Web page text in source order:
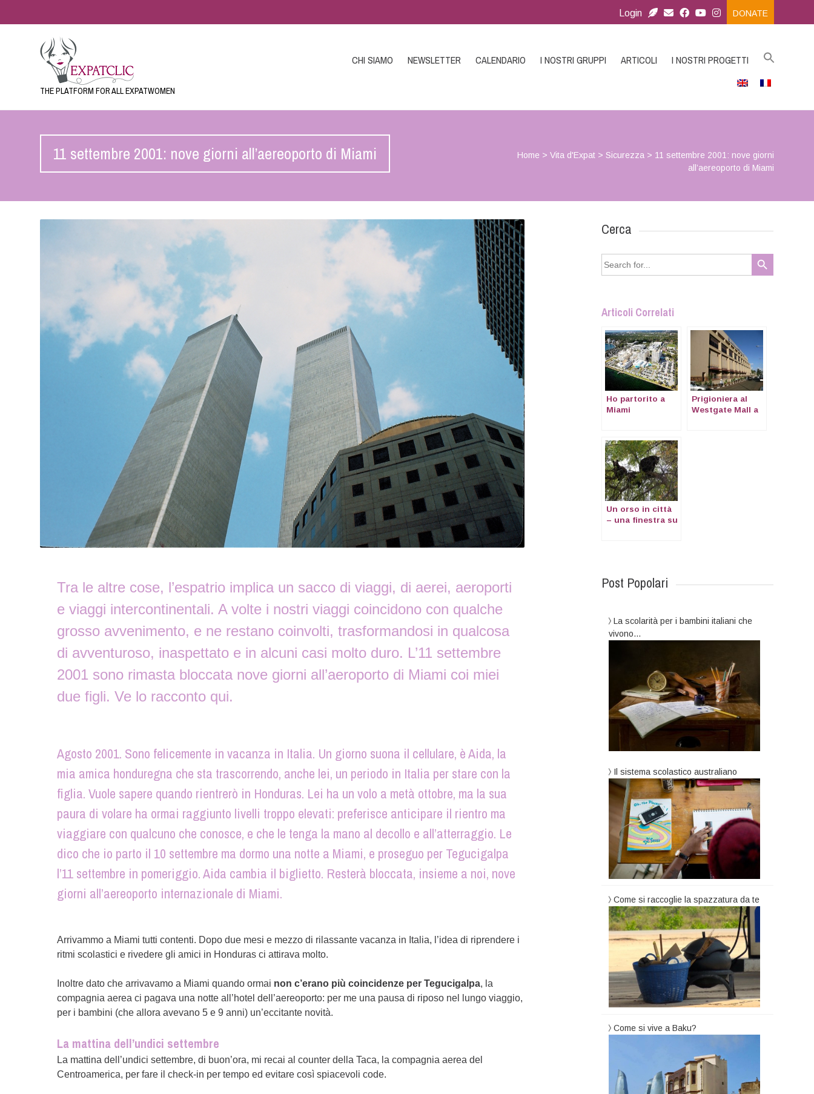
Login DONATE
THE PLATFORM FOR ALL EXPATWOMEN
CHI SIAMO NEWSLETTER CALENDARIO I NOSTRI GRUPPI ARTICOLI I NOSTRI PROGETTI
11 settembre 2001: nove giorni all’aereoporto di Miami Home > Vita d'Expat> Sicurezza > 11 settembre 2001: nove giorni
all’aereoporto di Miami
Tra le altre cose, l’espatrio implica un sacco di viaggi, di aerei, aeroporti
e viaggi intercontinentali. A volte i nostri viaggi coincidono con qualche
grosso avvenimento, e ne restano coinvolti, trasformandosi in qualcosa
di avventuroso, inaspettato e in alcuni casi molto duro. L’11 settembre
2001 sono rimasta bloccata nove giorni all’aeroporto di Miami coi miei
due figli. Ve lo racconto qui.
Agosto 2001. Sono felicemente in vacanza in Italia. Un giorno suona il cellulare, è Aida, la
mia amica honduregna che sta trascorrendo, anche lei, un periodo in Italia per stare con la
figlia. Vuole sapere quando rientrerò in Honduras. Lei ha un volo a metà ottobre, ma la sua
paura di volare ha ormai raggiunto livelli troppo elevati: preferisce anticipare il rientro ma
viaggiare con qualcuno che conosce, e che le tenga la mano al decollo e all’atterraggio. Le
dico che io parto il 10 settembre ma dormo una notte a Miami, e proseguo per Tegucigalpa
l’11 settembre in pomeriggio. Aida cambia il biglietto. Resterà bloccata, insieme a noi, nove
giorni all’aereoporto internazionale di Miami.
Arrivammo a Miami tutti contenti. Dopo due mesi e mezzo di rilassante vacanza in Italia, l’idea di riprendere i
ritmi scolastici e rivedere gli amici in Honduras ci attirava molto.
Inoltre dato che arrivavamo a Miami quando ormai non c’erano più coincidenze per Tegucigalpa, la
compagnia aerea ci pagava una notte all’hotel dell’aereoporto: per me una pausa di riposo nel lungo viaggio,
per i bambini (che allora avevano 5 e 9 anni) un’eccitante novità.
La mattina dell’undici settembre
La mattina dell’undici settembre, di buon’ora, mi recai al counter della Taca, la compagnia aerea del
Centroamerica, per fare il check-in per tempo ed evitare così spiacevoli code.
Cerca
Search
for:
Search Button
Articoli Correlati
Ho partorito a
Miami
Prigioniera al
Westgate Mall a
Un orso in città
– una finestra su
Post Popolari
La scolarità per i bambini italiani che
vivono…
Il sistema scolastico australiano
Come si raccoglie la spazzatura da te
Come si vive a Baku?